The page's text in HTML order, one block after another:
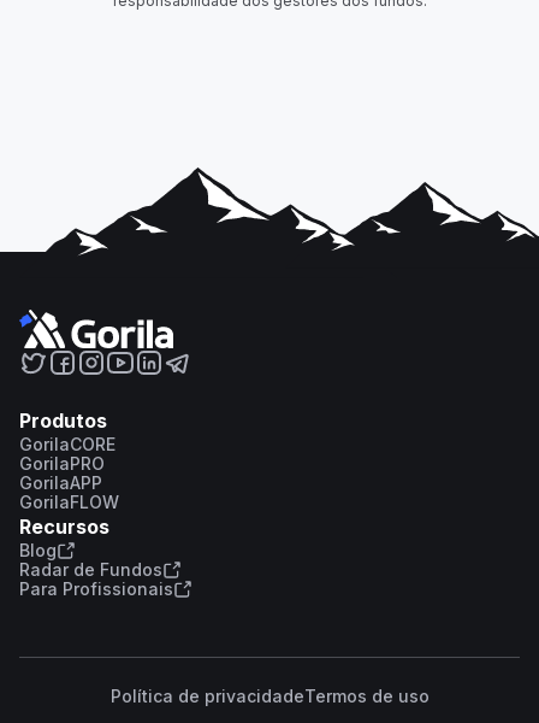
Produtos
GorilaCORE
GorilaPRO
GorilaAPP
GorilaFLOW
Recursos
Blog
Radar de Fundos
Para Profissionais
Política de privacidadeTermos de uso